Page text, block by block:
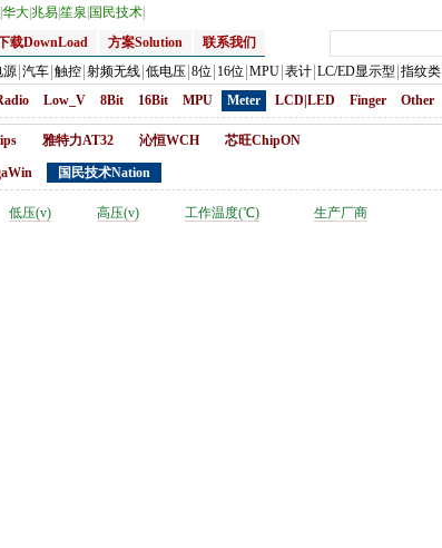
华大兆易笙泉 国民技术
载DownLoad 方案Solution
联系我们
源 汽车 触控 射频无线 低电压 8位 16位 MPU 表计 LC/ED显示型 指纹类
Low_V 8Bit 16Bit MPU Meter LCD|LED Finger Other
雅特力AT32 沁恒WCH 芯旺ChipON
国民技术Nation
低压(v) 高压(v) 工作温度(℃) 生产厂商